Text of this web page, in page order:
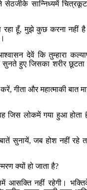
सेठजीके सान्निध्यमें
रहा हूँ, मुझे कुछ करना नहीं
देवें कि तुम्हारा
सुनते हुए जिसका शरीर छूटता
गीता और महात्माकी बात
जिस लोकमें गया हुआ होता
सुनायें, जब होश नहीं रहे
क्यों हो जाता है?
आसक्ति नहीं रहेगी।